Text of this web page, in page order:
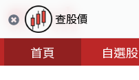
查股價
首頁 自選股